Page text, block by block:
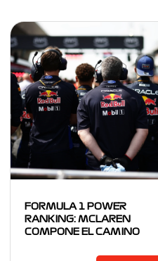
FORMULA 1 POWER
RANKING: MCLAREN
COMPONE EL CAMINO